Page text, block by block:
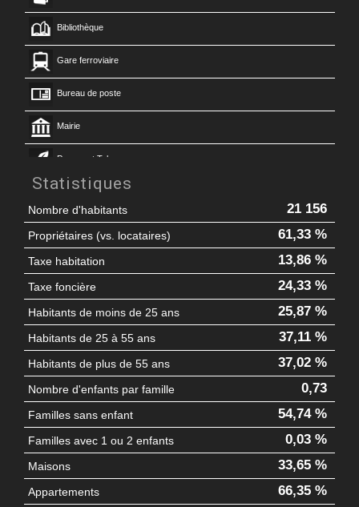
Bibliothèque
Gare ferroviaire
Bureau de poste
Mairie
Presse et Tabac
Statistiques
Nombre d'habitants 21 156
Propriétaires (vs. locataires) 61,33 %
Taxe habitation 13,86 %
Taxe foncière 24,33 %
Habitants de moins de 25 ans 25,87 %
Habitants de 25 à 55 ans 37,11 %
Habitants de plus de 55 ans 37,02 %
Nombre d'enfants par famille 0,73
Familles sans enfant 54,74 %
Familles avec 1 ou 2 enfants 0,03 %
Maisons 33,65 %
Appartements 66,35 %